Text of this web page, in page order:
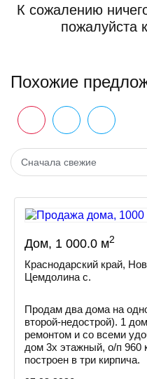
К сожалению
пожалуйста
Похожие
Сначала свежие
Дом, 1 000.0 м2
Краснодарский край,
Цемдолина с.
Продам два дома на
второй-недострой). 1
ремонтом и со всеми
дом 3х этажный, о/п 960
построен в три кирпича.